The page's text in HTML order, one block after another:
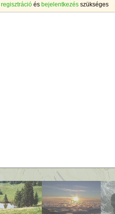
regisztráció és bejelentkezés szükséges
ByDrupal|Quality